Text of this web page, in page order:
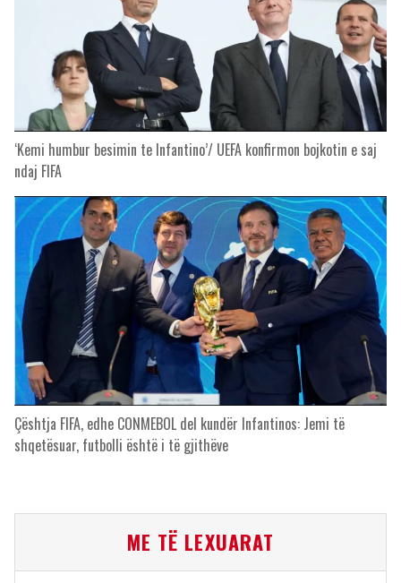
‘Kemi humbur besimin te Infantino’/ UEFA konfirmon bojkotin e saj
ndaj FIFA
Çështja FIFA, edhe CONMEBOL del kundër Infantinos: Jemi të
shqetësuar, futbolli është i të gjithëve
ME TË LEXUARAT